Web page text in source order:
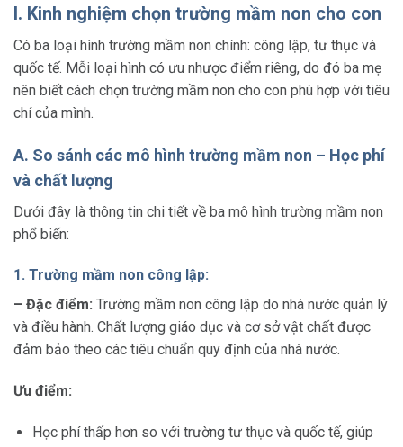
I. Kinh nghiệm chọn trường mầm non cho con
Có ba loại hình trường mầm non chính: công lập, tư thục và
quốc tế. Mỗi loại hình có ưu nhược điểm riêng, do đó ba mẹ
nên biết cách chọn trường mầm non cho con phù hợp với tiêu
chí của mình.
A. So sánh các mô hình trường mầm non – Học phí
và chất lượng
Dưới đây là thông tin chi tiết về ba mô hình trường mầm non
phổ biến:
1. Trường mầm non công lập:
– Đặc điểm: Trường mầm non công lập do nhà nước quản lý
và điều hành. Chất lượng giáo dục và cơ sở vật chất được
đảm bảo theo các tiêu chuẩn quy định của nhà nước.
Ưu điểm:
Học phí thấp hơn so với trường tư thục và quốc tế, giúp